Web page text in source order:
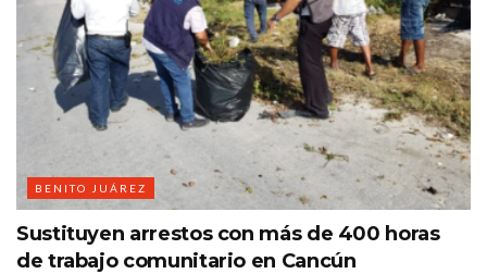
BENITO JUÁREZ
Sustituyen arrestos con más de 400 horas
de trabajo comunitario en Cancún